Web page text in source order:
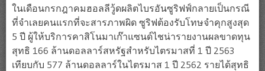
ในเดือนกรกฎาคมฮอลลีวู้ดผลิตไบรอันซูริฟฟ์กลายเป็นกรณี
ที่จำเลยคนแรกที่จะสารภาพผิด ซูริฟต้องรับโทษจำคุกสูงสุด
5 ปี ผู้ให้บริการคาสิโนมาเก๊าแซนด์ไชน่ารายงานผลขาดทุน
สุทธิ 166 ล้านดอลลาร์สหรัฐสำหรับไตรมาสที่ 1 ปี 2563
เทียบกับ 577 ล้านดอลลาร์ในไตรมาส 1 ปี 2562 รายได้สุทธิ